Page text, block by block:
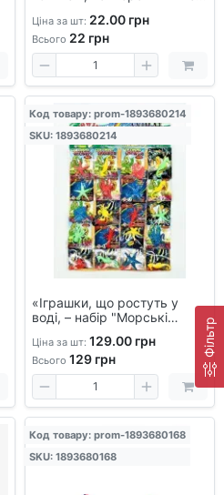
Фільтр
дорослих
Ціна за шт: 22.00 грн
Всього 22 грн
«Іграшки, що ростуть у
воді, – набір "Морські
дивовижні фігурки для
дітей»
Код товару: prom-1893680214
SKU: 1893680214
Ціна за шт: 129.00 грн
Всього 129 грн
Код товару: prom-1893680168
SKU: 1893680168